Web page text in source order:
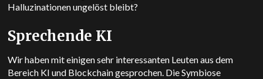
Halluzinationen ungelöst bleibt?
Sprechende KI
Wir haben mit einigen sehr interessanten Leuten aus dem
Bereich KI und Blockchain gesprochen. Die Symbiose